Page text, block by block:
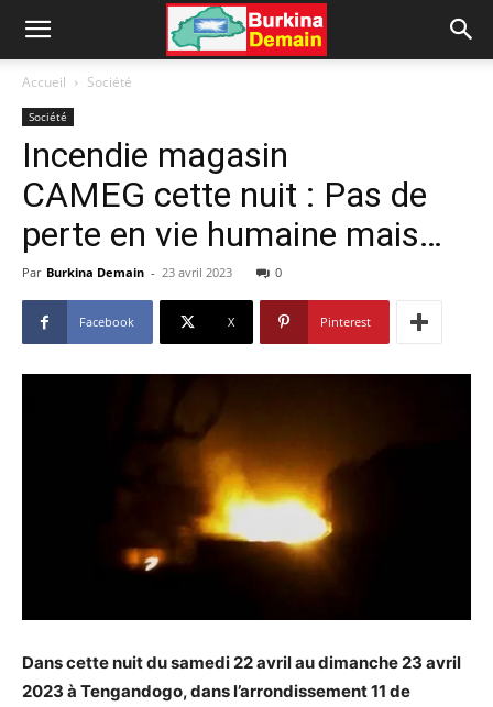
Accueil Société
Société
Incendie magasin
CAMEG cette nuit : Pas de
perte en vie humaine mais…
Par Burkina Demain - 23 avril 2023 0
Facebook X Pinterest
Dans cette nuit du samedi 22 avril au dimanche 23 avril
2023 à Tengandogo, dans l’arrondissement 11 de